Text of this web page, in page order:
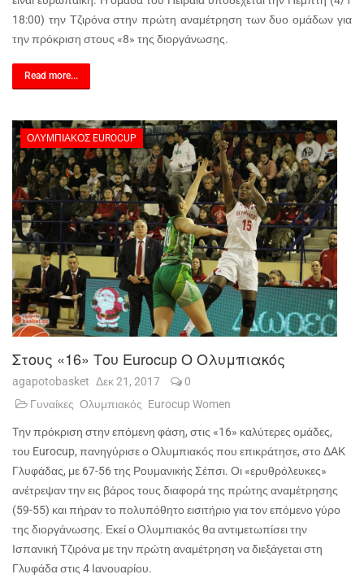
18:00) την Τζιρόνα στην πρώτη αναμέτρηση των δυο ομάδων για
την πρόκριση στους «8» της διοργάνωσης.
Read more...
ΟΛΥΜΠΙΑΚΌΣ EUROCUP
Στους «16» Του Eurocup Ο Ολυμπιακός
agapotobasket Δεκ 21, 2017
0
Γυναίκες Ολυμπιακός Eurocup Women
Την πρόκριση στην επόμενη φάση, στις «16» καλύτερες ομάδες,
του Eurocup, πανηγύρισε ο Ολυμπιακός που επικράτησε, στο ΔΑΚ
Γλυφάδας, με 67-56 της Ρουμανικής Σέπσι. Οι «ερυθρόλευκες»
ανέτρεψαν την εις βάρος τους διαφορά της πρώτης αναμέτρησης
(59-55) και πήραν το πολυπόθητο εισιτήριο για τον επόμενο γύρο
της διοργάνωσης. Εκεί ο Ολυμπιακός θα αντιμετωπίσει την
Ισπανική Τζιρόνα με την πρώτη αναμέτρηση να διεξάγεται στη
Γλυφάδα στις 4 Ιανουαρίου.